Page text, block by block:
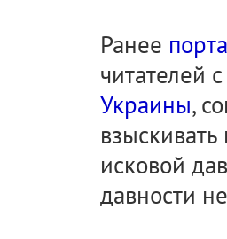
Ранее
читателей
Украины,
исковой
давности